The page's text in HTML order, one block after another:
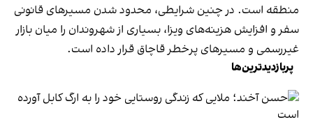
منطقه است. در چنین شرایطی، محدود شدن مسیرهای قانونی
سفر و افزایش هزینه‌های ویزا، بسیاری از شهروندان را میان بازار
غیررسمی و مسیرهای پرخطر قاچاق قرار داده است.
پربازدیدترین‌ها